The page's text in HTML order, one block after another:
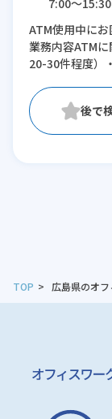
7:00〜
8:00〜
8:30〜
9:30〜
10:30〜
11:30〜
12:00〜
12:30〜
ATM使用中に
業務内容ATM
20-30件程度）
TOP 広島県のオ